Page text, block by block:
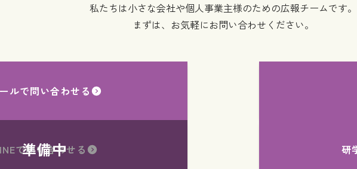
私たちは小さな会社や個人事業主様のための広報チームです。
まずは、お気軽にお問い合わせください。
ルで問い合わせる
で問い合わせる 研